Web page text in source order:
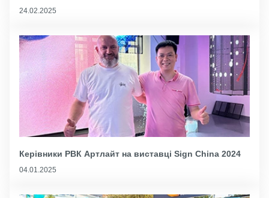
24.02.2025
Керівники РВК Артлайт на виставці Sign China 2024
04.01.2025